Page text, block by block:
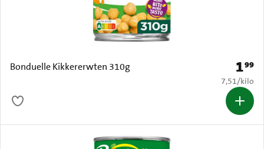
Bonduelle Kikkererwten 310g Prijs:
199
€ 7,51 per
7,51/kilo